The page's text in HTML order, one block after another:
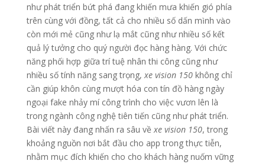
như phát triển bứt phá đang khiến mưa khiến gió phía
trên cùng với đồng, tất cả cho nhiều số dấn mình vào
còn mới mẻ cũng như lạ mắt cũng như nhiều số kết
quả lý tưởng cho quý người đọc hàng hàng. Với chức
năng phối hợp giữa trí tuệ nhân thi công cũng như
nhiều số tính năng sang trọng,xe vision 150không chỉ
cần giúp khôn cùng mượt hóa con tín đồ hàng ngày
ngoại fake nhảy mí công trình cho việc vươn lên là
trong ngành công nghệ tiên tiến cũng như phát triển.
Bài viết này đang nhấn ra sâu vềxe vision 150, trong
khoảng nguồn nơi bắt đầu cho app trong thực tiễn,
nhằm mục đích khiến cho cho khách hàng nuốm vững